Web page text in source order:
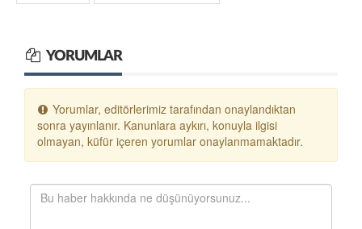
YORUMLAR
Yorumlar, editörlerimiz tarafından onaylandıktan
sonra yayınlanır. Kanunlara aykırı, konuyla ilgisi
olmayan, küfür içeren yorumlar onaylanmamaktadır.